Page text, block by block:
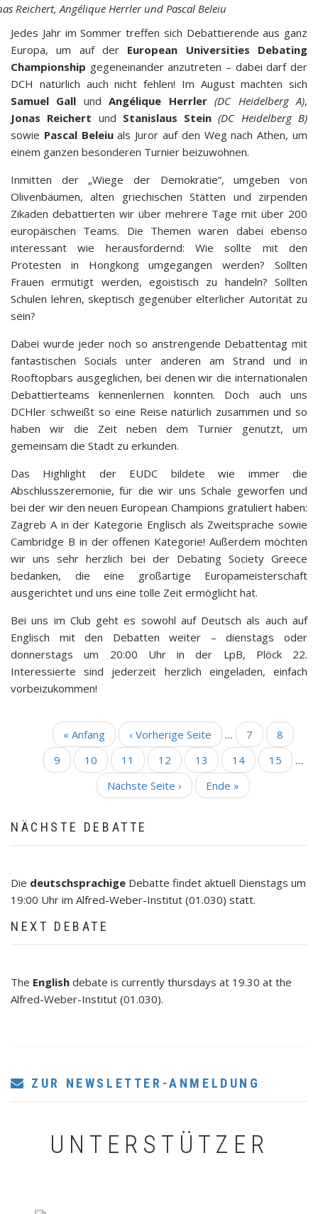
Reichert, Angélique Herrler und Pascal Beleiu
Jedes Jahr im Sommer treffen sich Debattierende aus ganz
Europa, um auf der European Universities Debating
Championship gegeneinander anzutreten – dabei darf der
DCH natürlich auch nicht fehlen! Im August machten sich
Samuel Gall undAngélique Herrler (DC Heidelberg A),
Jonas Reichert und Stanislaus Stein (DC Heidelberg B)
sowie Pascal Beleiuals Juror auf den Weg nach Athen, um
einem ganzen besonderen Turnier beizuwohnen.
Inmitten der „Wiege der Demokratie“, umgeben von
Olivenbäumen, alten griechischen Stätten und zirpenden
Zikaden debattierten wir über mehrere Tage mit über 200
europäischen Teams. Die Themen waren dabei ebenso
interessant wie herausfordernd: Wie sollte mit den
Protesten in Hongkong umgegangen werden? Sollten
Frauen ermutigt werden, egoistisch zu handeln? Sollten
Schulen lehren, skeptisch gegenüber elterlicher Autorität zu
sein?
Dabei wurde jeder noch so anstrengende Debattentag mit
fantastischen Socials unter anderen am Strand und in
Rooftopbars ausgeglichen, bei denen wir die internationalen
Debattierteams kennenlernen konnten. Doch auch uns
DCHler schweißt so eine Reise natürlich zusammen und so
haben wir die Zeit neben dem Turnier genutzt, um
gemeinsam die Stadt zu erkunden.
Das Highlight der EUDC bildete wie immer die
Abschlusszeremonie, für die wir uns Schale geworfen und
bei der wir den neuen European Champions gratuliert haben:
Zagreb A in der Kategorie Englisch als Zweitsprache sowie
Cambridge B in der offenen Kategorie! Außerdem möchten
wir uns sehr herzlich bei der Debating Society Greece
bedanken, die eine großartige Europameisterschaft
ausgerichtet und uns eine tolle Zeit ermöglicht hat.
Bei uns im Club geht es sowohl auf Deutsch als auch auf
Englisch mit den Debatten weiter – dienstags oder
donnerstags um 20:00 Uhr in der LpB, Plöck 22.
Interessierte sind jederzeit herzlich eingeladen, einfach
vorbeizukommen!
SEITENNUMMERIERUNG
Erste
Seite
« Anfang
Vorherige
Seite
‹ Vorherige Seite … Seite
7 Seite
8
Seite
9 Seite
10
Aktuelle
Seite
11 Seite
12 Seite
13 Seite
14 Seite
15
…
Nächste
Seite
Nächste Seite ›
Letzte
Seite
Ende »
NÄCHSTE DEBATTE
Die deutschsprachige Debatte findet aktuell Dienstags um
19:00 Uhr im Alfred-Weber-Institut (01.030) statt.
NEXT DEBATE
The English debate is currently thursdays at 19.30 at the
Alfred-Weber-Institut (01.030).
ZUR NEWSLETTER-ANMELDUNG
UNTERSTÜTZER